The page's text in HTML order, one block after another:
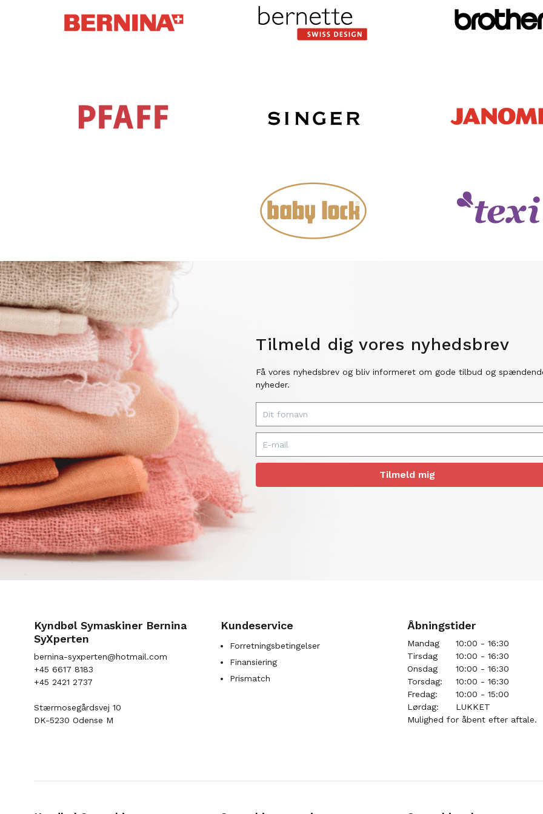
Tilmeld dig vores nyhedsbrev
Få vores nyhedsbrev og bliv informeret om gode tilbud og
nyheder.
Tilmeld mig
Kyndbøl Symaskiner Bernina
SyXperten
bernina-syxperten@hotmail.com
+45 6617 8183
+45 2421 2737
Stærmosegårdsvej 10
DK-5230 Odense M
Kundeservice
Forretningsbetingelser
Finansiering
Prismatch
Åbningstider
Mandag
10:00 - 16:30
Tirsdag
10:00 - 16:30
Onsdag
10:00 - 16:30
Torsdag:
10:00 - 16:30
Fredag:
10:00 - 15:00
Lørdag:
LUKKET
Mulighed for åbent efter aftale.